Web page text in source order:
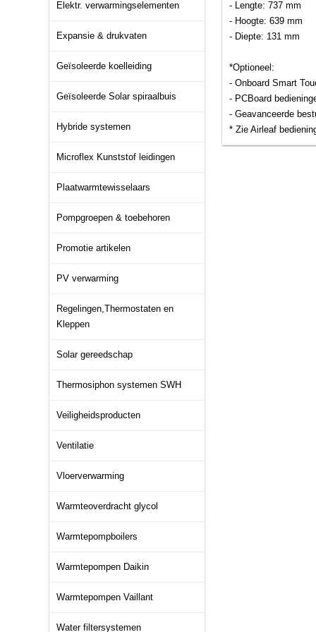
Elektr. verwarmingselementen
Expansie & drukvaten
Geïsoleerde koelleiding
Geïsoleerde Solar spiraalbuis
Hybride systemen
Microflex Kunststof leidingen
Plaatwarmtewisselaars
Pompgroepen & toebehoren
Promotie artikelen
PV verwarming
Regelingen,Thermostaten en
Kleppen
Solar gereedschap
Thermosiphon systemen SWH
Veiligheidsproducten
Ventilatie
Vloerverwarming
Warmteoverdracht glycol
Warmtepompboilers
Warmtepompen Daikin
Warmtepompen Vaillant
Water filtersystemen
- Lengte: 737 mm
- Hoogte: 639 mm
- Diepte: 131 mm
*Optioneel:
- Onboard Smart
- PCBoard
- Geavanceerde
* Zie Airleaf